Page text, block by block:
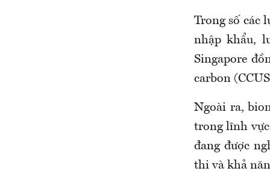
Trong số các
nhập khẩu,
Singapore
carbon
Ngoài ra,
trong lĩnh vực
đang được
thi và khả